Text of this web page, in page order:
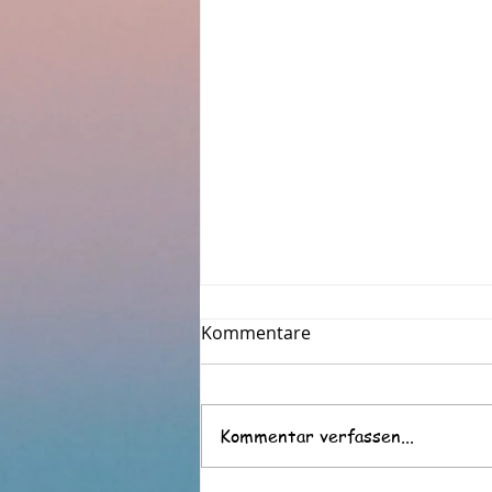
Kommentare
Kommentar verfassen...